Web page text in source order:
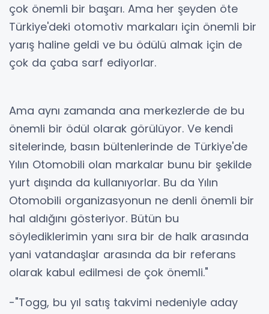
çok önemli bir başarı. Ama her şeyden öte
Türkiye'deki otomotiv markaları için önemli bir
yarış haline geldi ve bu ödülü almak için de
çok da çaba sarf ediyorlar.
Ama aynı zamanda ana merkezlerde de bu
önemli bir ödül olarak görülüyor. Ve kendi
sitelerinde, basın bültenlerinde de Türkiye'de
Yılın Otomobili olan markalar bunu bir şekilde
yurt dışında da kullanıyorlar. Bu da Yılın
Otomobili organizasyonun ne denli önemli bir
hal aldığını gösteriyor. Bütün bu
söylediklerimin yanı sıra bir de halk arasında
yani vatandaşlar arasında da bir referans
olarak kabul edilmesi de çok önemli."
-"Togg, bu yıl satış takvimi nedeniyle aday